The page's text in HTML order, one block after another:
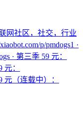
网社区，社交，行业
p/pmdogs1 ·
· 第三季 59 元：
元：
元（连载中）：